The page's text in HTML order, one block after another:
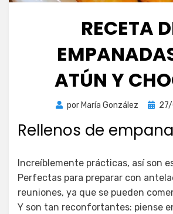
RECETA
ATÚN Y
por María González
Rellenos de
Increíblemente prácticas, así son
Perfectas para preparar con
reuniones, ya que se pueden
Y son tan reconfortantes: piense